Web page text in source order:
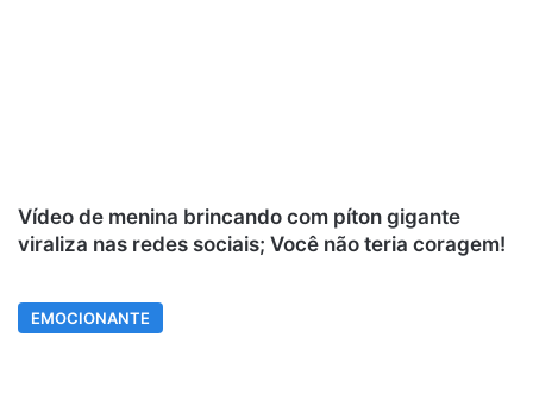
Vídeo de menina brincando com píton gigante
viraliza nas redes sociais; Você não teria coragem!
EMOCIONANTE